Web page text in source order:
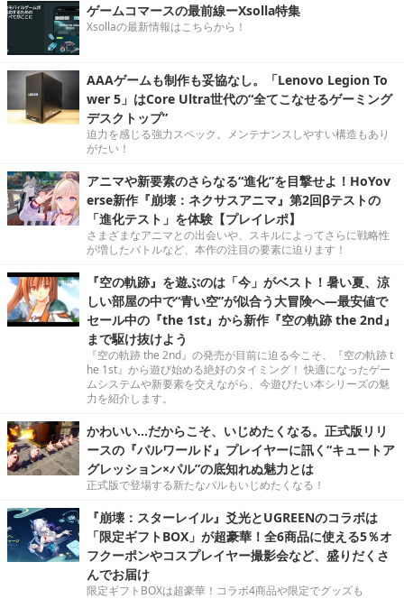
ゲームコマースの最前線ーXsolla特集
Xsollaの最新情報はこちらから！
AAAゲームも制作も妥協なし。「Lenovo Legion To
wer 5」はCore Ultra世代の“全てこなせるゲーミング
デスクトップ”
迫力を感じる強力スペック。メンテナンスしやすい構造もあり
がたい！
アニマや新要素のさらなる“進化”を目撃せよ！HoYov
erse新作『崩壊：ネクサスアニマ』第2回βテストの
「進化テスト」を体験【プレイレポ】
さまざまなアニマとの出会いや、スキルによってさらに戦略性
が増したバトルなど、本作の注目の要素に迫ります！
『空の軌跡』を遊ぶのは「今」がベスト！暑い夏、涼
しい部屋の中で“青い空”が似合う大冒険へ―最安値で
セール中の『the 1st』から新作『空の軌跡 the 2nd』
まで駆け抜けよう
『空の軌跡 the 2nd』の発売が目前に迫る今こそ、『空の軌跡 t
he 1st』から遊び始める絶好のタイミング！ 快適になったゲー
ムシステムや新要素を交えながら、今遊びたい本シリーズの魅
力を紹介します。
かわいい…だからこそ、いじめたくなる。正式版リリ
ースの『パルワールド』プレイヤーに訊く“キュートア
グレッション×パル”の底知れぬ魅力とは
正式版で登場する新たなパルもいじめたくなる！
『崩壊：スターレイル』爻光とUGREENのコラボは
「限定ギフトBOX」が超豪華！全6商品に使える5％オ
フクーポンやコスプレイヤー撮影会など、盛りだくさ
んでお届け
限定ギフトBOXは超豪華！コラボ4商品や限定でグッズも